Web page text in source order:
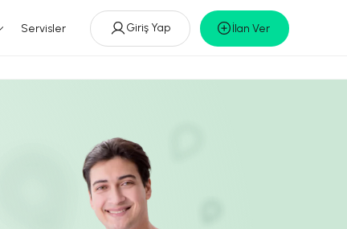
Servisler Giriş Yap İlan Ver